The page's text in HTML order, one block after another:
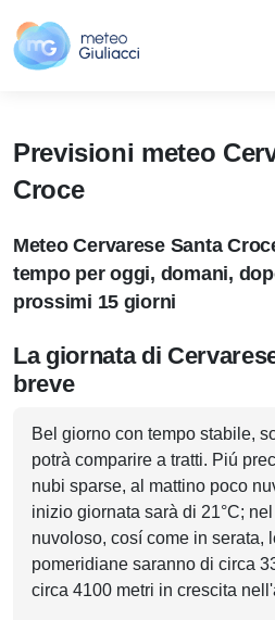
Previsioni meteo
Croce
Meteo Cervarese Santa
tempo per oggi, domani,
prossimi 15 giorni
La giornata di
breve
Bel giorno con tempo stabile,
potrà comparire a tratti. Piú
nubi sparse, al mattino poco
inizio giornata sarà di 21°C;
nuvoloso, cosí come in serata,
pomeridiane saranno di circa
circa 4100 metri in crescita